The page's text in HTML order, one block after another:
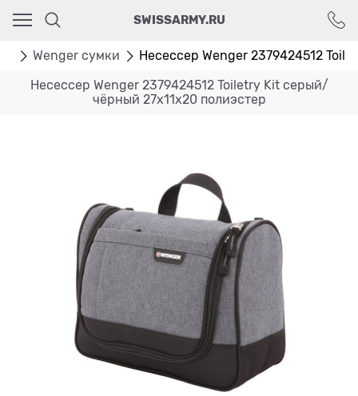
SWISSARMY.RU
Wenger сумки Несессер Wenger 2379424512
Несессер Wenger 2379424512 Toiletry Kit серый/
чёрный 27x11x20 полиэстер
Ваш город - Москва,
угадали?
ДА НЕТ